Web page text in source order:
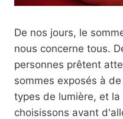
De nos jours, le
nous concerne tous.
personnes prêtent
sommes exposés à
types de lumière, et la
choisissons avant